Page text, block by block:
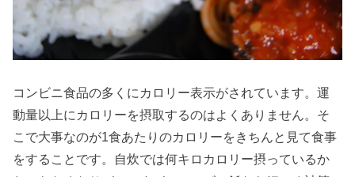
ニダイ
エット
おすす
①サラ
ダチキ
ン
コンビニ食品の多くにカロリー表示がされています。運
動量以上にカロリーを摂取するのはよくありません。そ
こで大事なのが1食あたりのカロリーをきちんと見て食事
をすることです。自炊では何キロカロリー摂っているか